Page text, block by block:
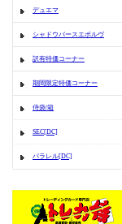
デュエマ
シャドウバースエボルヴ
訳有特価コーナー
期間限定特価コーナー
侍袋/箱
SEC[DC]
パラレル[DC]